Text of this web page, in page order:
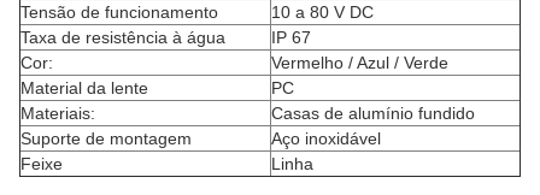
Tensão de funcionamento
10 a 80 V DC
Taxa de resistência à água
IP 67
Cor:
Vermelho / Azul / Verde
Material da lente
PC
Materiais:
Casas de alumínio fundido
Suporte de montagem
Aço inoxidável
Feixe
Linha